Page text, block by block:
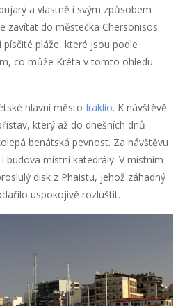
a vlastně i svým způsobem
zavítat do městečka Chersonisos.
pláže, které jsou podle
co může Kréta v tomto ohledu
hlavní město Iraklio. K návštěvě
který až do dnešních dnů
benátská pevnost. Za návštěvu
budova místní katedrály. V místním
disk z Phaistu, jehož záhadný
uspokojivě rozluštit.